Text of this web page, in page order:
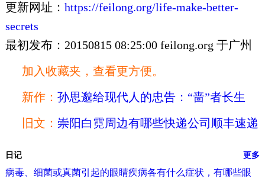
更新网址： https://feilong.org/life-make-better-
secrets
最初发布：20150815 08:25:00 feilong.org 于广州
加入收藏夹，查看更方便。
新作： 孙思邈给现代人的忠告：“啬”者长生
旧文： 崇阳白霓周边有哪些快递公司顺丰速递
日记 更多
病毒、细菌或真菌引起的眼睛疾病各有什么症状，有哪些眼